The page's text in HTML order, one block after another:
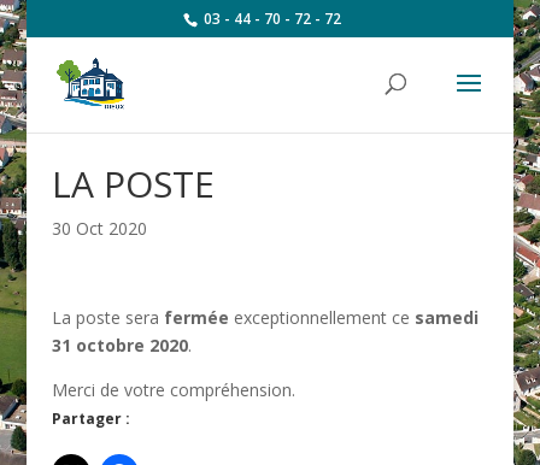
03 - 44 - 70 - 72 - 72
LA POSTE
30 Oct 2020
La poste sera fermée exceptionnellement ce samedi
31 octobre 2020.
Merci de votre compréhension.
Partager :